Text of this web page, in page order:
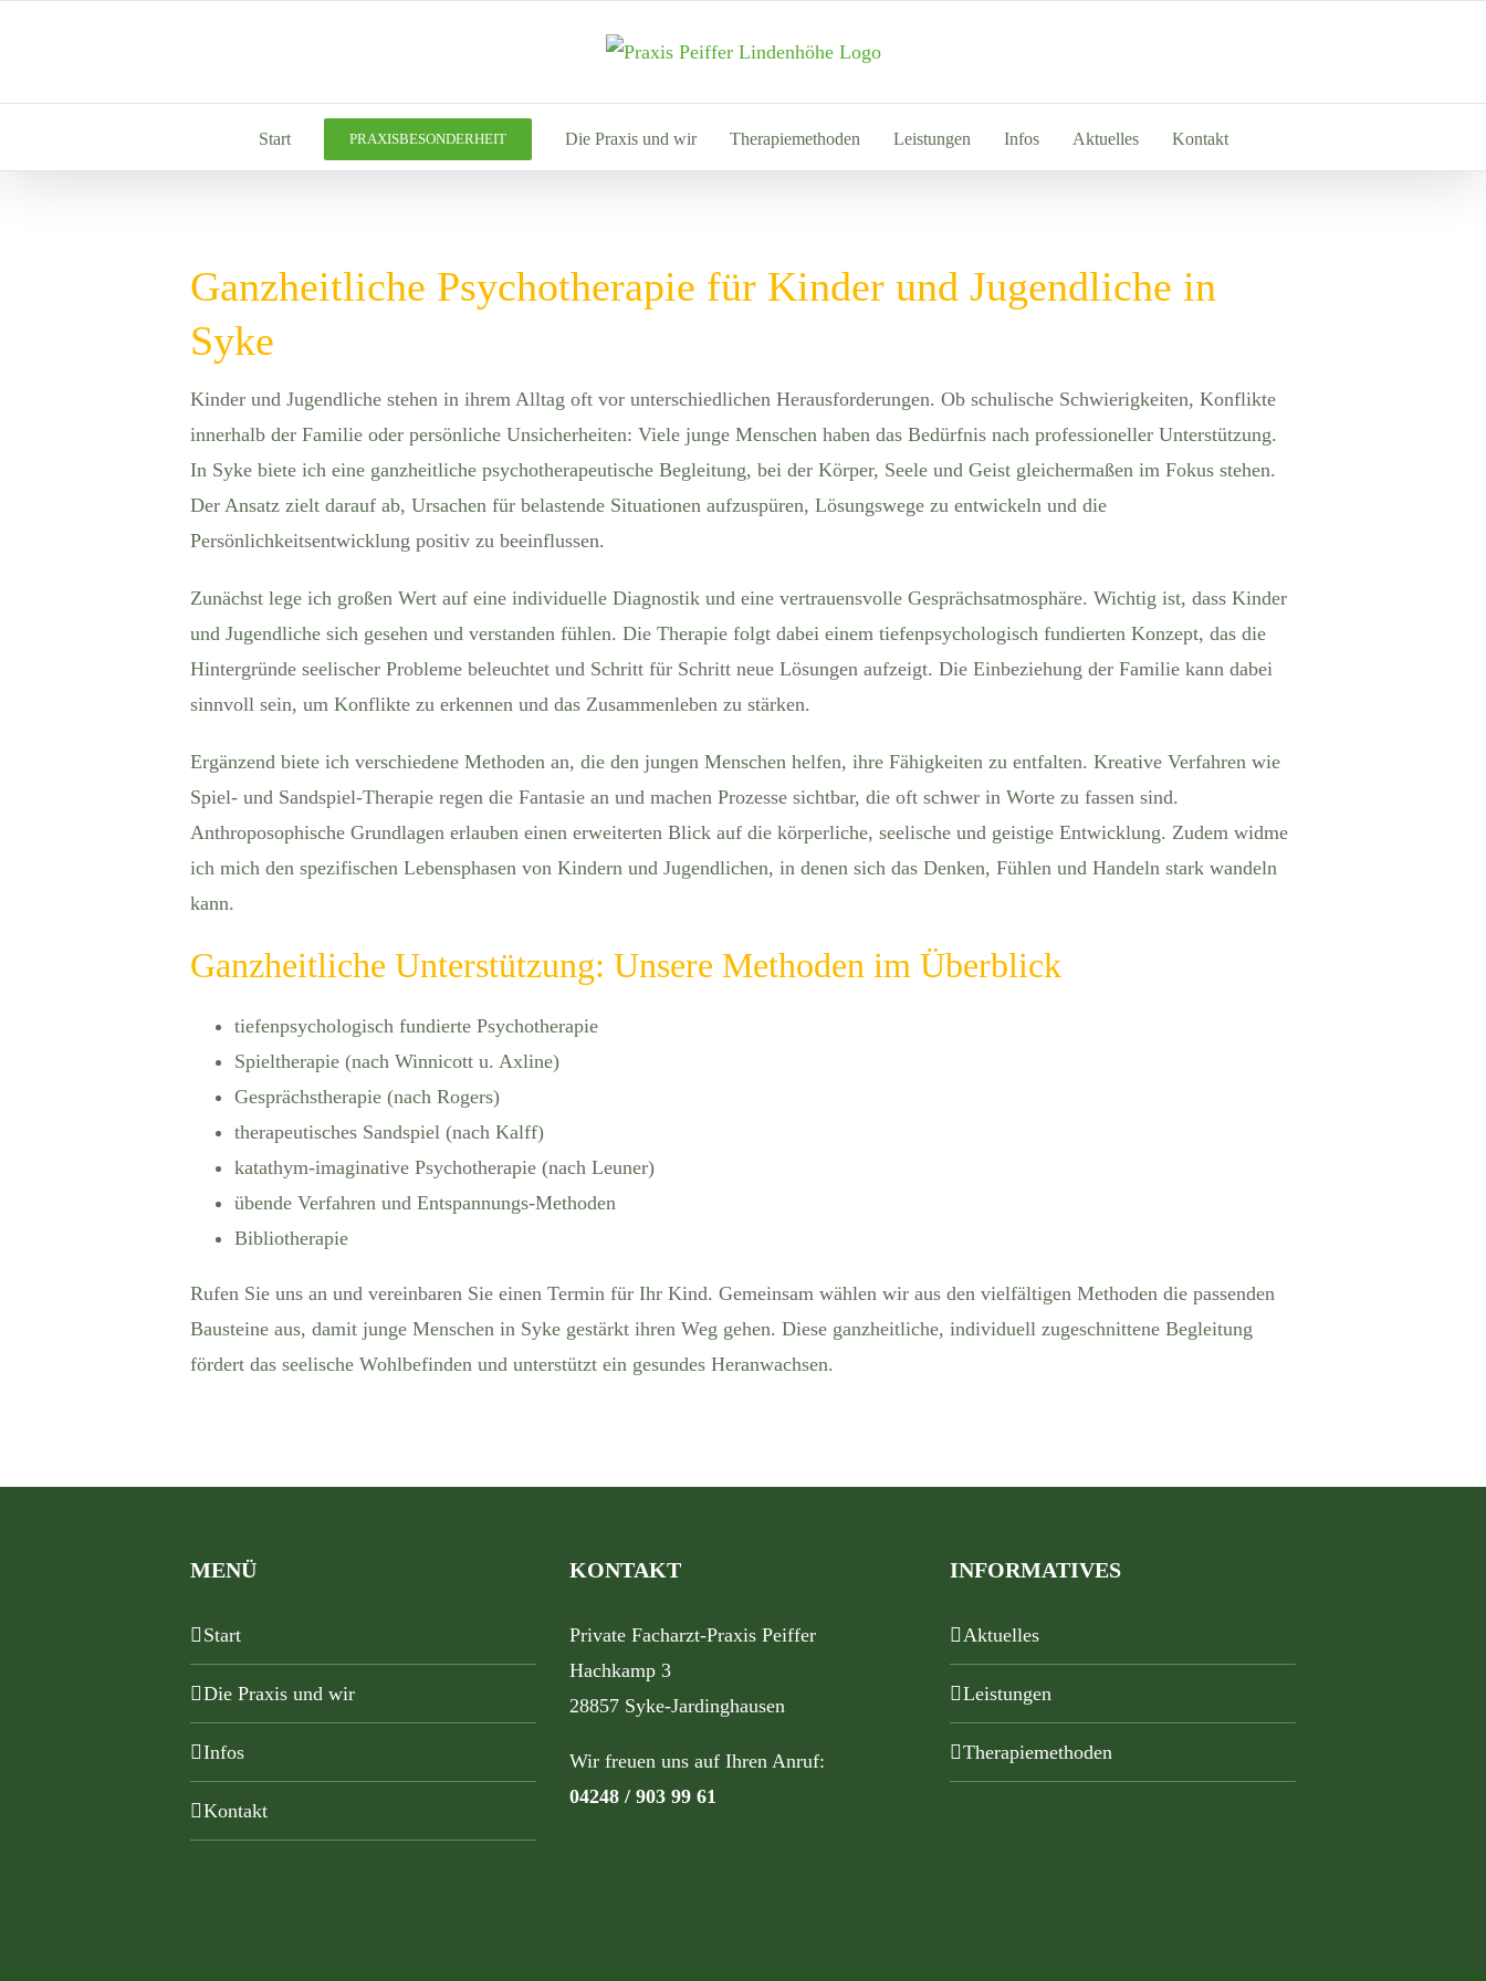
Start PRAXISBESONDERHEIT Die Praxis und wir Therapiemethoden Leistungen Infos Aktuelles Kontakt
Ganzheitliche Psychotherapie für Kinder und Jugendliche in
Syke
Kinder und Jugendliche stehen in ihrem Alltag oft vor unterschiedlichen Herausforderungen. Ob schulische Schwierigkeiten, Konflikte
innerhalb der Familie oder persönliche Unsicherheiten: Viele junge Menschen haben das Bedürfnis nach professioneller Unterstützung.
In Syke biete ich eine ganzheitliche psychotherapeutische Begleitung, bei der Körper, Seele und Geist gleichermaßen im Fokus stehen.
Der Ansatz zielt darauf ab, Ursachen für belastende Situationen aufzuspüren, Lösungswege zu entwickeln und die
Persönlichkeitsentwicklung positiv zu beeinflussen.
Zunächst lege ich großen Wert auf eine individuelle Diagnostik und eine vertrauensvolle Gesprächsatmosphäre. Wichtig ist, dass Kinder
und Jugendliche sich gesehen und verstanden fühlen. Die Therapie folgt dabei einem tiefenpsychologisch fundierten Konzept, das die
Hintergründe seelischer Probleme beleuchtet und Schritt für Schritt neue Lösungen aufzeigt. Die Einbeziehung der Familie kann dabei
sinnvoll sein, um Konflikte zu erkennen und das Zusammenleben zu stärken.
Ergänzend biete ich verschiedene Methoden an, die den jungen Menschen helfen, ihre Fähigkeiten zu entfalten. Kreative Verfahren wie
Spiel- und Sandspiel-Therapie regen die Fantasie an und machen Prozesse sichtbar, die oft schwer in Worte zu fassen sind.
Anthroposophische Grundlagen erlauben einen erweiterten Blick auf die körperliche, seelische und geistige Entwicklung. Zudem widme
ich mich den spezifischen Lebensphasen von Kindern und Jugendlichen, in denen sich das Denken, Fühlen und Handeln stark wandeln
kann.
Ganzheitliche Unterstützung: Unsere Methoden im Überblick
tiefenpsychologisch fundierte Psychotherapie
Spieltherapie (nach Winnicott u. Axline)
Gesprächstherapie (nach Rogers)
therapeutisches Sandspiel (nach Kalff)
katathym-imaginative Psychotherapie (nach Leuner)
übende Verfahren und Entspannungs-Methoden
Bibliotherapie
Rufen Sie uns an und vereinbaren Sie einen Termin für Ihr Kind. Gemeinsam wählen wir aus den vielfältigen Methoden die passenden
Bausteine aus, damit junge Menschen in Syke gestärkt ihren Weg gehen. Diese ganzheitliche, individuell zugeschnittene Begleitung
fördert das seelische Wohlbefinden und unterstützt ein gesundes Heranwachsen.
MENÜ
Start
Die Praxis und wir
Infos
Kontakt
KONTAKT
Private Facharzt-Praxis Peiffer
Hachkamp 3
28857 Syke-Jardinghausen
Wir freuen uns auf Ihren Anruf:
04248 / 903 99 61
INFORMATIVES
Aktuelles
Leistungen
Therapiemethoden